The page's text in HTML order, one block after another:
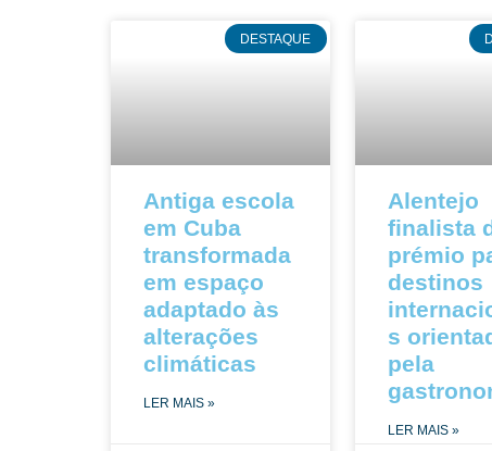
DESTAQUE
Antiga escola
em Cuba
transformada
em espaço
adaptado às
alterações
climáticas
LER MAIS »
Alentejo
finalista
prémio
destinos
s
pela
LER MAIS »